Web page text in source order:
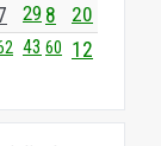
29 8 20
43 60 12